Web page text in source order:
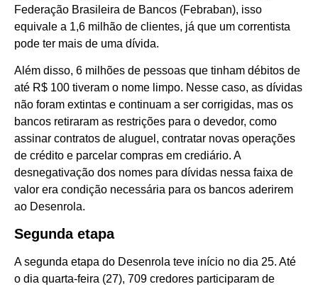
Federação Brasileira de Bancos (Febraban), isso
equivale a 1,6 milhão de clientes, já que um correntista
pode ter mais de uma dívida.
Além disso, 6 milhões de pessoas que tinham débitos de
até R$ 100 tiveram o nome limpo. Nesse caso, as dívidas
não foram extintas e continuam a ser corrigidas, mas os
bancos retiraram as restrições para o devedor, como
assinar contratos de aluguel, contratar novas operações
de crédito e parcelar compras em crediário. A
desnegativação dos nomes para dívidas nessa faixa de
valor era condição necessária para os bancos aderirem
ao Desenrola.
Segunda etapa
A segunda etapa do Desenrola teve início no dia 25. Até
o dia quarta-feira (27), 709 credores participaram de